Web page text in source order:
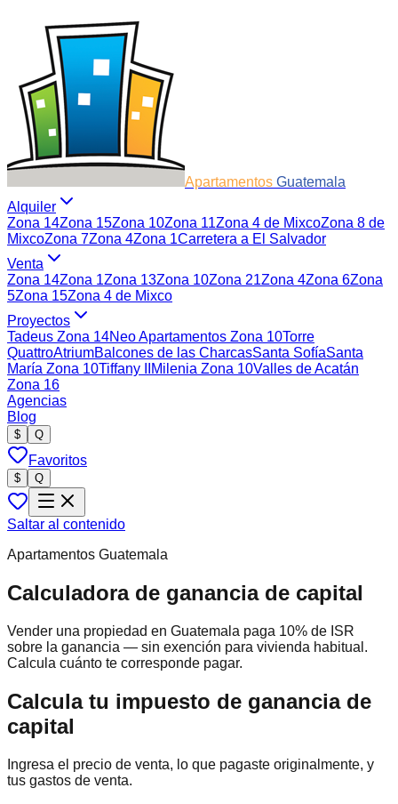
Apartamentos Guatemala
Alquiler
Zona 14Zona 15Zona 10Zona 11Zona 4 de MixcoZona 8 de
MixcoZona 7Zona 4Zona 1Carretera a El Salvador
Venta
Zona 14Zona 1Zona 13Zona 10Zona 21Zona 4Zona 6Zona
5Zona 15Zona 4 de Mixco
Proyectos
Tadeus Zona 14Neo Apartamentos Zona 10Torre
QuattroAtriumBalcones de las CharcasSanta SofíaSanta
María Zona 10Tiffany II Milenia Zona 10Valles de Acatán
Zona 16
Agencias
Blog
$ Q
Favoritos
$ Q
Saltar al contenido
Apartamentos Guatemala
Calculadora de ganancia de capital
Vender una propiedad en Guatemala paga 10% de ISR
sobre la ganancia — sin exención para vivienda habitual.
Calcula cuánto te corresponde pagar.
Calcula tu impuesto de ganancia de
capital
Ingresa el precio de venta, lo que pagaste originalmente, y
tus gastos de venta.